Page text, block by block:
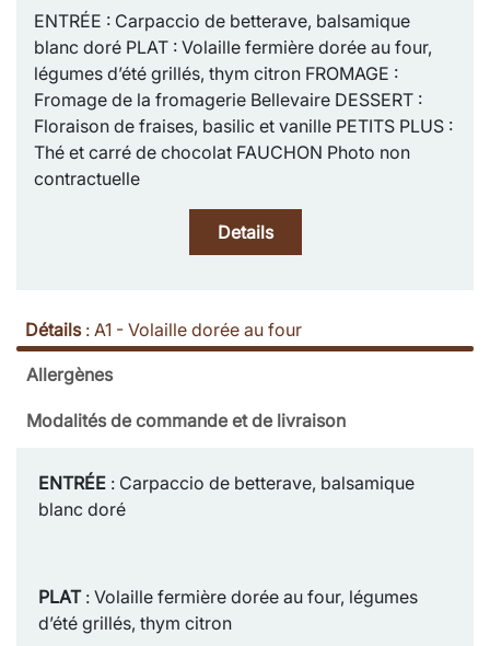
ENTRÉE : Carpaccio de betterave, balsamique
blanc doré PLAT : Volaille fermière dorée au four,
légumes d’été grillés, thym citron FROMAGE :
Fromage de la fromagerie Bellevaire DESSERT :
Floraison de fraises, basilic et vanille PETITS PLUS :
Thé et carré de chocolat FAUCHON Photo non
contractuelle
Details
Détails: A1 - Volaille dorée au four
Allergènes
Modalités de commande et de livraison
ENTRÉE : Carpaccio de betterave, balsamique
blanc doré
PLAT: Volaille fermière dorée au four, légumes
d’été grillés, thym citron